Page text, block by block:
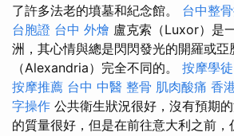
了許多法老的墳墓和紀念館。 台中整
台胞證 台中 外燴 盧克索（Luxor）是
洲，其心情與總是閃閃發光的開羅或亞
（Alexandria）完全不同的。 按摩學徒
按摩推薦 台中 中醫 整骨 肌肉酸痛 香
字操作 公共衛生狀況很好，沒有預期
的質量很好，但是在前往意大利之前